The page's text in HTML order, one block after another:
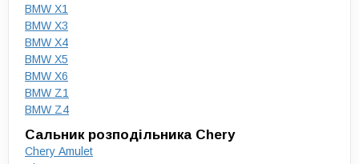
BMW X1
BMW X3
BMW X4
BMW X5
BMW X6
BMW Z1
BMW Z4
Сальник розподільника Chery
Chery Amulet